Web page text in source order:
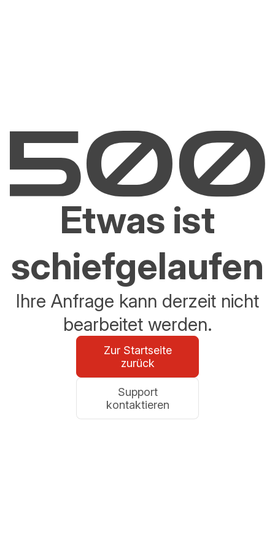
Etwas ist
schiefgelaufen
Ihre Anfrage kann derzeit nicht
bearbeitet werden.
Zur Startseite
zurück
Support
kontaktieren